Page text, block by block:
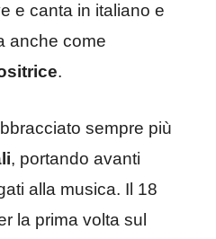
e canta in italiano e
anche come
.
sempre più
, portando avanti
alla musica. Il 18
la prima volta sul